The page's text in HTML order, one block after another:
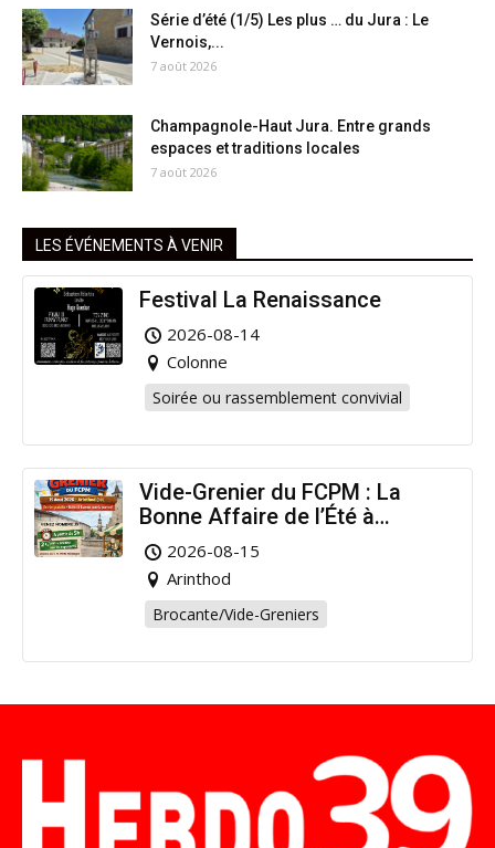
Série d’été (1/5) Les plus … du Jura : Le
Vernois,...
7 août 2026
Champagnole-Haut Jura. Entre grands
espaces et traditions locales
7 août 2026
LES ÉVÉNEMENTS À VENIR
Festival La Renaissance
2026-08-14
Colonne
Soirée ou rassemblement convivial
Vide-Grenier du FCPM : La
Bonne Affaire de l’Été à
Arinthod !
2026-08-15
Arinthod
Brocante/Vide-Greniers